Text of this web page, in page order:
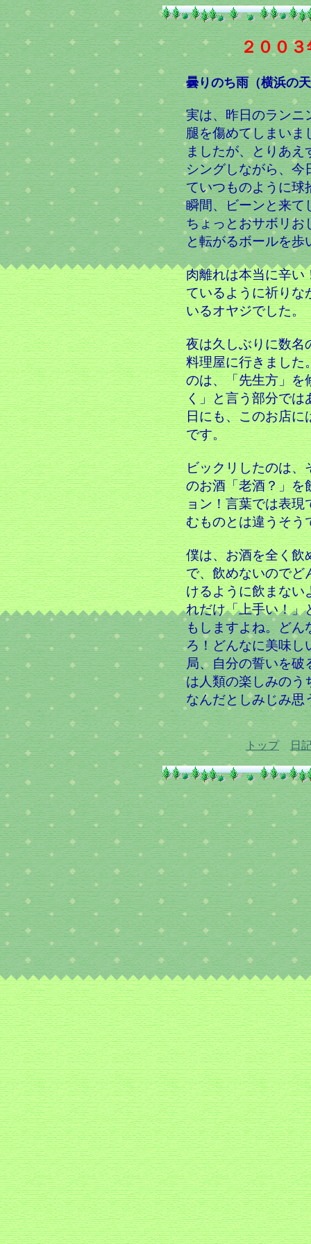
２００
曇りのち雨（横浜の
実は、昨日のランニ
腿を傷めてしまいま
ましたが、とりあ
シングしながら、今
ていつものように球
瞬間、ビーンと来て
ちょっとおサボリお
と転がるボールを
肉離れは本当に辛い
ているように祈りな
いるオヤジでした。
夜は久しぶりに数名
料理屋に行きました
のは、「先生方」を
く」と言う部分では
日にも、このお店に
です。
ビックリしたのは、
のお酒「老酒？」を
ョン！言葉では表現
むものとは違うそう
僕は、お酒を全く飲
で、飲めないのでど
けるように飲まない
れだけ「上手い！」
もしますよね。ど
ろ！どんなに美味し
局、自分の誓いを
は人類の楽しみのう
なんだとしみじみ思
トップ 日